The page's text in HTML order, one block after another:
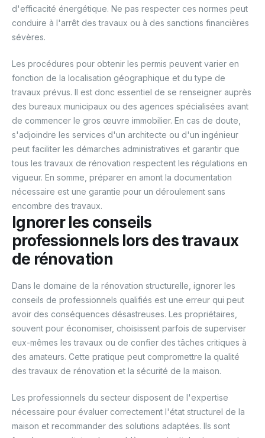
d'efficacité énergétique. Ne pas respecter ces normes peut
conduire à l'arrêt des travaux ou à des sanctions financières
sévères.
Les procédures pour obtenir les permis peuvent varier en
fonction de la localisation géographique et du type de
travaux prévus. Il est donc essentiel de se renseigner auprès
des bureaux municipaux ou des agences spécialisées avant
de commencer le gros œuvre immobilier. En cas de doute,
s'adjoindre les services d'un architecte ou d'un ingénieur
peut faciliter les démarches administratives et garantir que
tous les travaux de rénovation respectent les régulations en
vigueur. En somme, préparer en amont la documentation
nécessaire est une garantie pour un déroulement sans
encombre des travaux.
Ignorer les conseils
professionnels lors des travaux
de rénovation
Dans le domaine de la rénovation structurelle, ignorer les
conseils de professionnels qualifiés est une erreur qui peut
avoir des conséquences désastreuses. Les propriétaires,
souvent pour économiser, choisissent parfois de superviser
eux-mêmes les travaux ou de confier des tâches critiques à
des amateurs. Cette pratique peut compromettre la qualité
des travaux de rénovation et la sécurité de la maison.
Les professionnels du secteur disposent de l'expertise
nécessaire pour évaluer correctement l'état structurel de la
maison et recommander des solutions adaptées. Ils sont